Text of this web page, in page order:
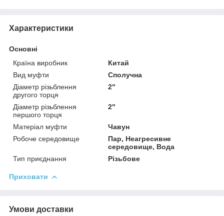
Характеристики
Основні
Країна виробник
Китай
Вид муфти
Сполучна
Діаметр різьблення
другого торця
2"
Діаметр різьблення
першого торця
2"
Матеріал муфти
Чавун
Робоче середовище
Пар, Неагресивне
середовище, Вода
Тип приєднання
Різьбове
Приховати
Умови доставки